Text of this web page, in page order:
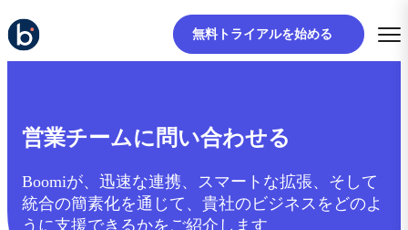
無料トライアルを始める
営業チームに問い合わせる
Boomiが、迅速な連携、スマートな拡張、そして
統合の簡素化を通じて、貴社のビジネスをどのよ
うに支援できるかをご紹介します